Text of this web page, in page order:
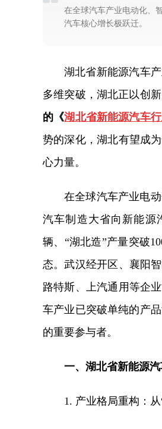
在全球汽车产业电动化、
汽车核心增长极跃迁。
湖北省新能源汽车
多维突破，湖北正以创
的《湖北省新能源汽车
势的深化，湖北有望成
心力量。
在全球汽车产业电
汽车制造大省向新能源
辆、“湖北造”产量突破
态。武汉经开区、襄阳
路特斯、上汽通用等企
车产业已突破单纯的产
的重要参与者。
一、湖北省新能源
1. 产业格局重构：